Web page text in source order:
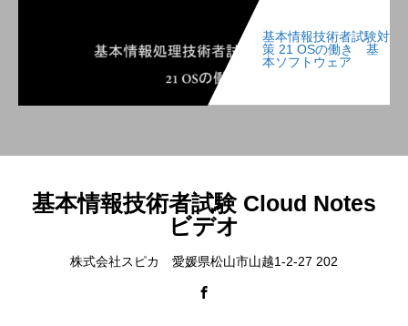
基本情報技術者試験対
策 21 OSの働き 基
本ソフトウェア
基本情報技術者試験 Cloud Notes
ビデオ
株式会社スピカ 愛媛県松山市山越1-2-27 202